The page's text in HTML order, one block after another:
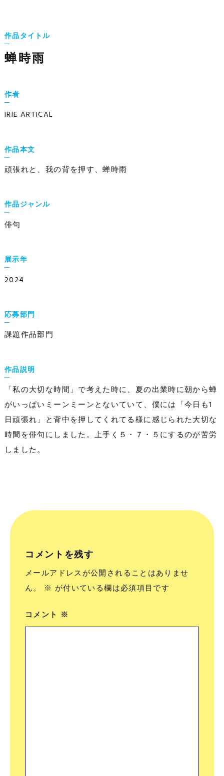
作品タイトル
蝉時雨
作者
IRIE ARTICAL
作品本文
頑張れと、我の背を押す、蝉時雨
作品ジャンル
俳句
展示年
2024
応募部門
課題作品部門
作品説明
「私の大切な時間」で考えた時に、夏の出業時に朝から蝉
がいっぱいミーンミーンとないていて、僕には「今日も1
日頑張れ」と背中を押してくれてる様に感じられた大切な
時間を俳句にしました。上手く５・７・５にするのが苦労
しました。
コメントを残す
メールアドレスが公開されることはありませ
ん。
※ が付いている欄は必須項目です
コメント ※